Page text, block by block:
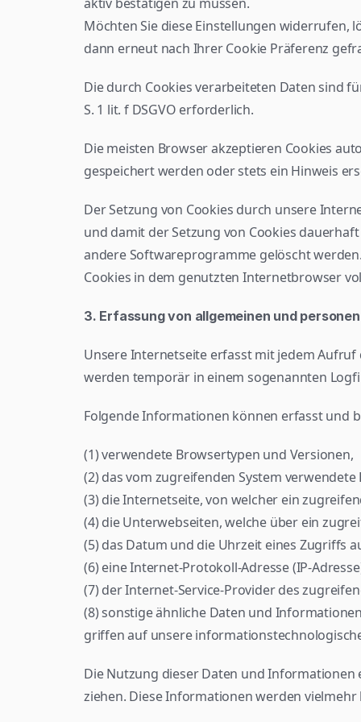
Möchten Sie diese Einstellungen widerrufen,
dann erneut nach Ihrer Cookie Präferenz
Die durch Cookies verarbeiteten Daten sind
S. 1 lit. f DSGVO erforderlich.
Die meisten Browser akzeptieren Cookies
gespeichert werden oder stets ein Hinweis
Der Setzung von Cookies durch unsere
und damit der Setzung von Cookies
andere Softwareprogramme gelöscht
Cookies in dem genutzten Internetbrowser
3. Erfassung von allgemeinen und
Unsere Internetseite erfasst mit jedem
werden temporär in einem sogenannten
Folgende Informationen können erfasst und
(1) verwendete Browsertypen und Versionen,
(2) das vom zugreifenden System
(3) die Internetseite, von welcher ein
(4) die Unterwebseiten, welche über ein
(5) das Datum und die Uhrzeit eines Zugriffs
(6) eine Internet-Protokoll-Adresse (IP-
(7) der Internet-Service-Provider des
(8) sonstige ähnliche Daten und
griffen auf unsere
Die Nutzung dieser Daten und
ziehen. Diese Informationen werden